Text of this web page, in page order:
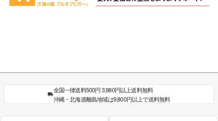
全国一律送料500円 3,980円以上送料無料
沖縄・北海道離島地域は9,800円以上で送料無料